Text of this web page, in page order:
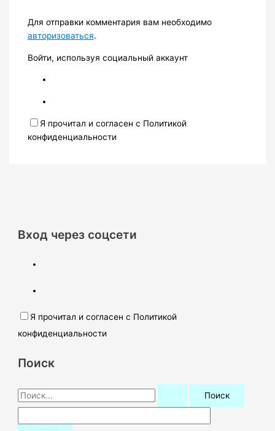
Для отправки комментария вам необходимо
авторизоваться.
Войти, используя социальный аккаунт
Я прочитал и согласен с Политикой
конфиденциальности
Вход через соцсети
Я прочитал и согласен с Политикой
конфиденциальности
Поиск
П
о
и